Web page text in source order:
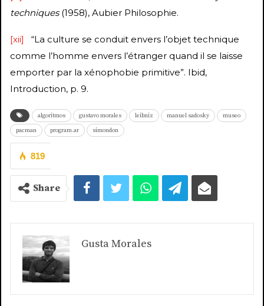
techniques(1958), Aubier Philosophie.
[xii]
“La culture se conduit envers l’objet technique
comme l’homme envers l’étranger quand il se laisse
emporter par la xénophobie primitive”. Ibid,
Introduction, p. 9.
algoritmos gustavo morales leibniz manuel sadosky museo
pacman program.ar simondon
819
Share
Gusta Morales